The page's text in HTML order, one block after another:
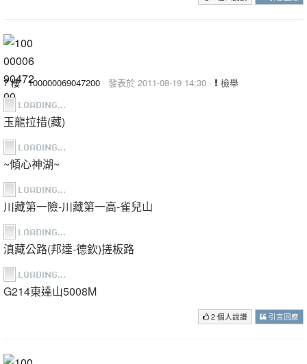
7 樓·100000069047200 · 發表於 2011-08-19 14:30 · 檢舉
玉龍拉措(藏)
~傾心神湖~
川藏第一險-川藏第一高-雀兒山
滇藏公路(邦達-德欽)搓板路
G214東達山5008M
2 個人說讚 引言回應